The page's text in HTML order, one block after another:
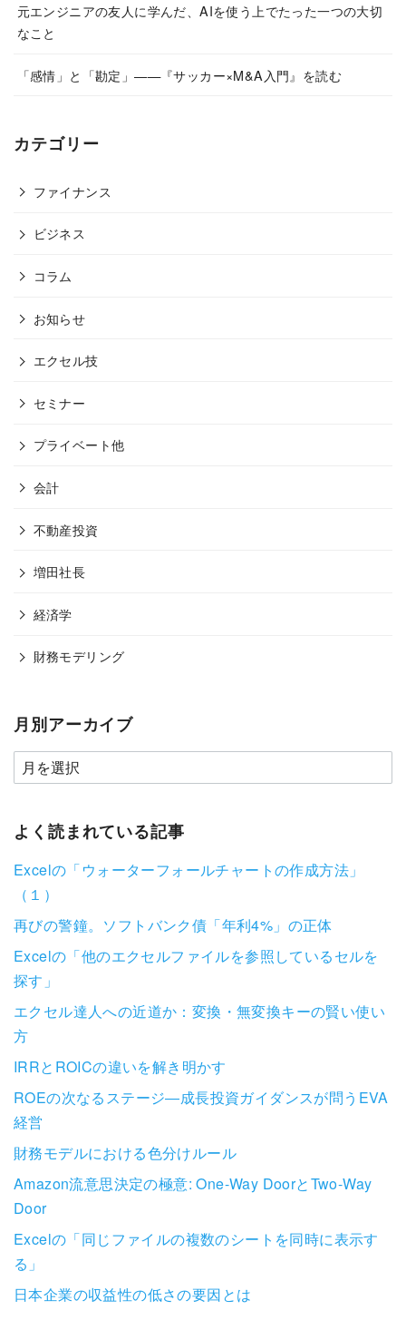
元エンジニアの友人に学んだ、AIを使う上でたった一つの大切
なこと
「感情」と「勘定」——『サッカー×M&A入門』を読む
カテゴリー
ファイナンス
ビジネス
コラム
お知らせ
エクセル技
セミナー
プライベート他
会計
不動産投資
増田社長
経済学
財務モデリング
月別アーカイブ
よく読まれている記事
Excelの「ウォーターフォールチャートの作成方法」
（１）
再びの警鐘。ソフトバンク債「年利4%」の正体
Excelの「他のエクセルファイルを参照しているセルを
探す」
エクセル達人への近道か：変換・無変換キーの賢い使い
方
IRRとROICの違いを解き明かす
ROEの次なるステージ―成長投資ガイダンスが問うEVA
経営
財務モデルにおける色分けルール
Amazon流意思決定の極意: One-Way DoorとTwo-Way
Door
Excelの「同じファイルの複数のシートを同時に表示す
る」
日本企業の収益性の低さの要因とは